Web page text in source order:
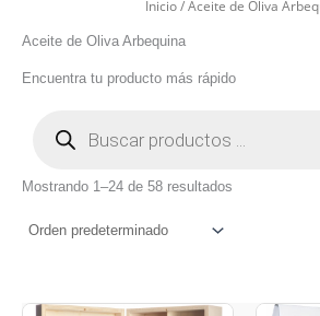
Inicio/ Aceite de Oliva
Aceite de Oliva Arbequina
Encuentra tu producto más rápido
Mostrando 1–24 de 58 resultados